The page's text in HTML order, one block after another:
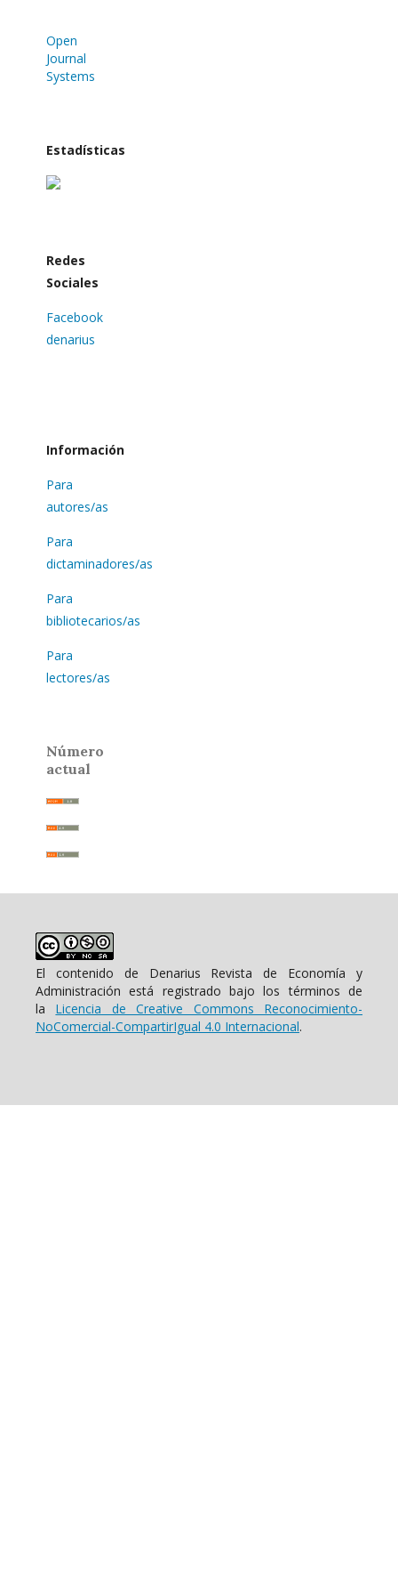
Open
Journal
Systems
Estadísticas
Redes
Sociales
Facebook
denarius
Información
Para
autores/as
Para
dictaminadores/as
Para
bibliotecarios/as
Para
lectores/as
Número
actual
El contenido de Denarius Revista de Economía y
Administración está registrado bajo los términos de
la Licencia de Creative Commons Reconocimiento-
NoComercial-CompartirIgual 4.0 Internacional.